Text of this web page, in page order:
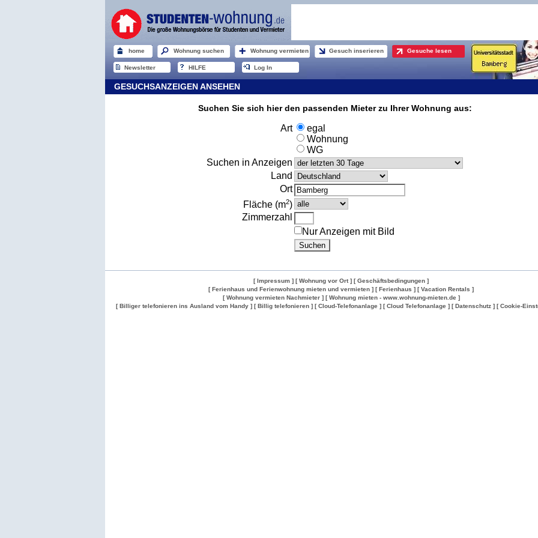
home Wohnung suchen Wohnung vermieten Gesuch inserieren Gesuche lesen
Newsletter HILFE Log In
GESUCHSANZEIGEN ANSEHEN
Suchen Sie sich hier den passenden Mieter zu Ihrer Wohnung aus:
Art
egal
Wohnung
WG
Suchen in Anzeigen
Land
Ort
Fläche (m2)
Zimmerzahl
Nur Anzeigen mit Bild
[ Impressum ] [ Wohnung vor Ort ] [ Geschäftsbedingungen ]
[ Ferienhaus und Ferienwohnung mieten und vermieten ] [ Ferienhaus ] [ Vacation Rentals ]
[ Wohnung vermieten Nachmieter ] [ Wohnung mieten - www.wohnung-mieten.de ]
[ Billiger telefonieren ins Ausland vom Handy ] [ Billig telefonieren ] [ Cloud-Telefonanlage ] [ Cloud Telefonanlage ] [ Datenschutz ] [ Cookie-